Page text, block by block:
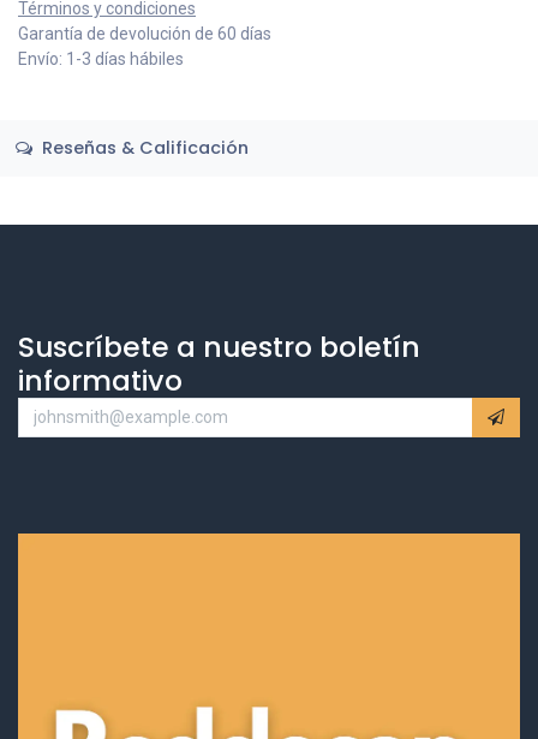
Términos y condiciones
Garantía de devolución de 60 días
Envío: 1-3 días hábiles
Reseñas & Calificación
Suscríbete a nuestro boletín
informativo